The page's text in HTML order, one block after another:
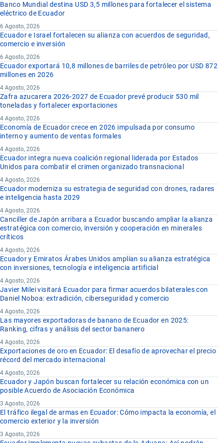
Banco Mundial destina USD 3,5 millones para fortalecer el sistema
eléctrico de Ecuador
6 Agosto, 2026
Ecuador e Israel fortalecen su alianza con acuerdos de seguridad,
comercio e inversión
6 Agosto, 2026
Ecuador exportará 10,8 millones de barriles de petróleo por USD 872
millones en 2026
4 Agosto, 2026
Zafra azucarera 2026-2027 de Ecuador prevé producir 530 mil
toneladas y fortalecer exportaciones
4 Agosto, 2026
Economía de Ecuador crece en 2026 impulsada por consumo
interno y aumento de ventas formales
4 Agosto, 2026
Ecuador integra nueva coalición regional liderada por Estados
Unidos para combatir el crimen organizado transnacional
4 Agosto, 2026
Ecuador moderniza su estrategia de seguridad con drones, radares
e inteligencia hasta 2029
4 Agosto, 2026
Canciller de Japón arribara a Ecuador buscando ampliar la alianza
estratégica con comercio, inversión y cooperación en minerales
críticos
4 Agosto, 2026
Ecuador y Emiratos Árabes Unidos amplían su alianza estratégica
con inversiones, tecnología e inteligencia artificial
4 Agosto, 2026
Javier Milei visitará Ecuador para firmar acuerdos bilaterales con
Daniel Noboa: extradición, ciberseguridad y comercio
4 Agosto, 2026
Las mayores exportadoras de banano de Ecuador en 2025:
Ranking, cifras y análisis del sector bananero
4 Agosto, 2026
Exportaciones de oro en Ecuador: El desafío de aprovechar el precio
récord del mercado internacional
4 Agosto, 2026
Ecuador y Japón buscan fortalecer su relación económica con un
posible Acuerdo de Asociación Económica
3 Agosto, 2026
El tráfico ilegal de armas en Ecuador: Cómo impacta la economía, el
comercio exterior y la inversión
3 Agosto, 2026